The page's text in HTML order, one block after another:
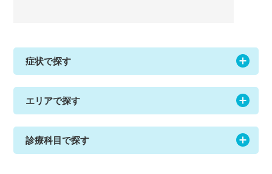
症状で探す
エリアで探す
診療科目で探す